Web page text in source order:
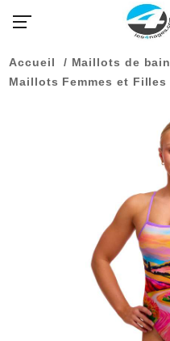
Accueil
Maillots de bain
Maillots Femmes et Filles